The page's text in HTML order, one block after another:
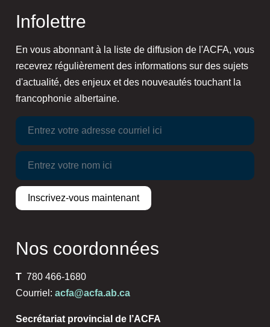
Infolettre
En vous abonnant à la liste de diffusion de l'ACFA, vous
recevrez régulièrement des informations sur des sujets
d'actualité, des enjeux et des nouveautés touchant la
francophonie albertaine.
Nos coordonnées
T 780 466-1680
Courriel: acfa@acfa.ab.ca
Secrétariat provincial de l’ACFA